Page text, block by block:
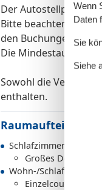
Der Autostellplatz
Bitte beachten Sie,
den Buchungen
Die
Sowohl die
enthalten.
Raumaufteilung
Schlafzimmer
Großes
Wohn-/Schlafzimmer
Einzelcouch -
Wenn
Daten
Sie
Siehe